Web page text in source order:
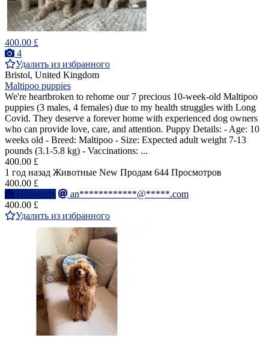
400.00 £
4
Удалить из избранного
Bristol, United Kingdom
Maltipoo puppies
We're heartbroken to rehome our 7 precious 10-week-old Maltipoo
puppies (3 males, 4 females) due to my health struggles with Long
Covid. They deserve a forever home with experienced dog owners
who can provide love, care, and attention. Puppy Details: - Age: 10
weeks old - Breed: Maltipoo - Size: Expected adult weight 7-13
pounds (3.1-5.8 kg) - Vaccinations: ...
400.00 £
1 год назад Животные New Продам 644 Просмотров
400.00 £
Написать
an************@*****.com
400.00 £
Удалить из избранного